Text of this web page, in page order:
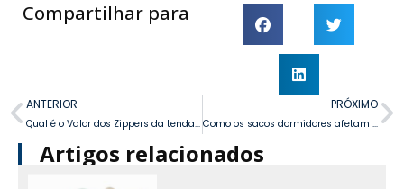
Compartilhar para
ANTERIOR
Qual é o Valor dos Zippers da tenda à prova de água em Expedições, Mountaineering e Camping de Season de Chuvia?
PRÓXIMO
Como os sacos dormidores afetam seu conforto e calor durante uma noite fora?
Artigos relacionados